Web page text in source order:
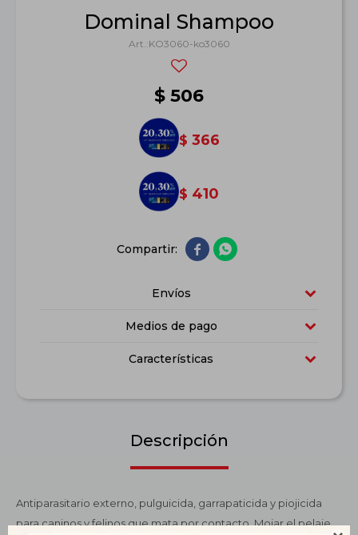
Dominal Shampoo
KO3060-ko3060
$ 506
$ 366
$ 410
 
Envíos
Medios de pago
Características
Descripción
Antiparasitario externo, pulguicida, garrapaticida y piojicida
para caninos y felinos que mata por contacto. Mojar el pelaje